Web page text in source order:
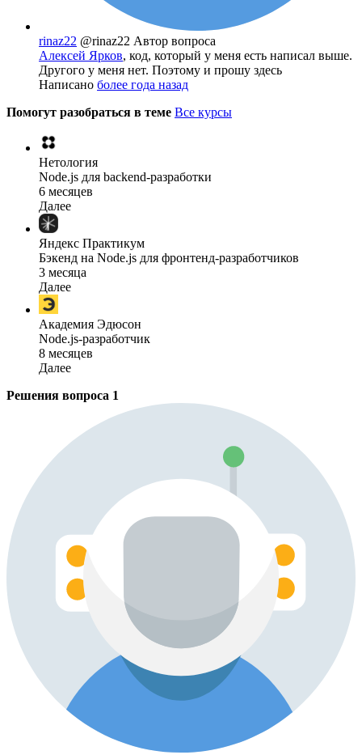
rinaz22 @rinaz22 Автор вопроса
Алексей Ярков, код, который у меня есть написал выше.
Другого у меня нет. Поэтому и прошу здесь
Написано более года назад
Помогут разобраться в теме Все курсы
Нетология
Node.js для backend-разработки
6 месяцев
Далее
Яндекс Практикум
Бэкенд на Node.js для фронтенд-разработчиков
3 месяца
Далее
Академия Эдюсон
Node.js-разработчик
8 месяцев
Далее
Решения вопроса 1